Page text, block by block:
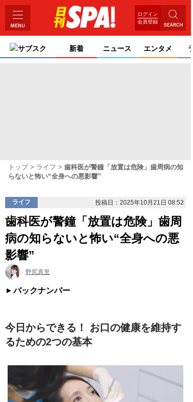
ログイン
会員登録
サブスク 新着 ニュース エンタメ
トップ ライフ
歯科医が警鐘「放置は危険」歯周病の知
らないと怖い“全身への悪影響”
ライフ 投稿日：2025年10月21日 08:52
歯科医が警鐘「放置は危険」歯周
病の知らないと怖い“全身への悪
影響”
野尻真里
バックナンバー
今日からできる！ お口の健康を維持す
るための2つの基本